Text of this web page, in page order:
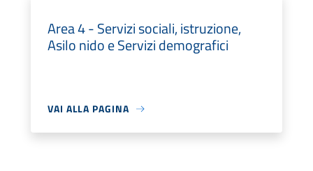
Area 4 - Servizi sociali, istruzione,
Asilo nido e Servizi demografici
VAI ALLA PAGINA